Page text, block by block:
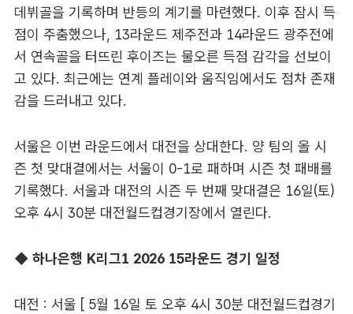
데뷔골을 기록하며 반등의 계기를 마련했다. 이후 잠시 득
점이 주춤했으나, 13라운드 제주전과 14라운드 광주전에
서 연속골을 터뜨린 후이즈는 물오른 득점 감각을 선보이
고 있다. 최근에는 연계 플레이와 움직임에서도 점차 존재
감을 드러내고 있다.
서울은 이번 라운드에서 대전을 상대한다. 양 팀의 올 시
즌 첫 맞대결에서는 서울이 0-1로 패하며 시즌 첫 패배를
기록했다. 서울과 대전의 시즌 두 번째 맞대결은 16일(토)
오후 4시 30분 대전월드컵경기장에서 열린다.
◆ 하나은행 K리그1 2026 15라운드 경기 일정
대전 : 서울 [ 5월 16일 토 오후 4시 30분 대전월드컵경기